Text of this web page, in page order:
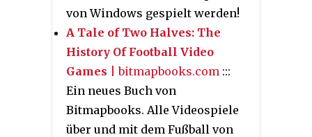
von Windows gespielt werden!
A Tale of Two Halves: The
History Of Football Video
Games | bitmapbooks.com :::
Ein neues Buch von
Bitmapbooks. Alle Videospiele
über und mit dem Fußball von